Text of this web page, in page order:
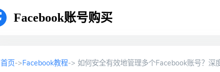
Facebook账号购买
首页->Facebook教程-> 如何安全有效地管理多个Facebook账号？深